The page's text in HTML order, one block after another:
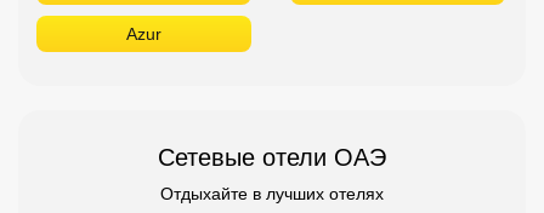
Azur
Сетевые отели ОАЭ
Отдыхайте в лучших отелях